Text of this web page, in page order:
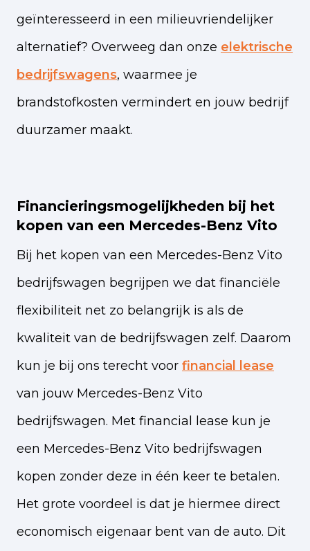
geïnteresseerd in een milieuvriendelijker
alternatief? Overweeg dan onze elektrische
bedrijfswagens, waarmee je
brandstofkosten vermindert en jouw bedrijf
duurzamer maakt.
Financieringsmogelijkheden bij het
kopen van een Mercedes-Benz Vito
Bij het kopen van een Mercedes-Benz Vito
bedrijfswagen begrijpen we dat financiële
flexibiliteit net zo belangrijk is als de
kwaliteit van de bedrijfswagen zelf. Daarom
kun je bij ons terecht voor financial lease
van jouw Mercedes-Benz Vito
bedrijfswagen. Met financial lease kun je
een Mercedes-Benz Vito bedrijfswagen
kopen zonder deze in één keer te betalen.
Het grote voordeel is dat je hiermee direct
economisch eigenaar bent van de auto. Dit